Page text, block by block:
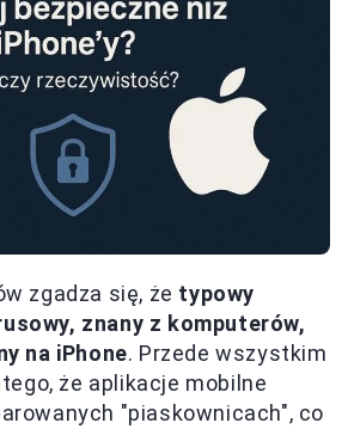
zgadza się, że typowy
znany z komputerów,
na iPhone. Przede wszystkim
że aplikacje mobilne
"piaskownicach", co